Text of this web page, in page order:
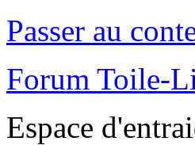
Passer au
Forum Toile-
Espace